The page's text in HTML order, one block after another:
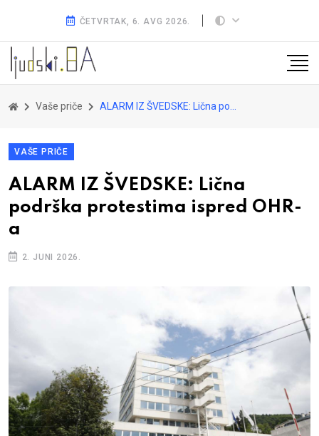
ČETVRTAK, 6. AVG 2026.
Vaše priče ALARM IZ ŠVEDSKE: Lična podrška protestima ispred OHR-a
VAŠE PRIČE
ALARM IZ ŠVEDSKE: Lična
podrška protestima ispred OHR-
a
2. JUNI 2026.